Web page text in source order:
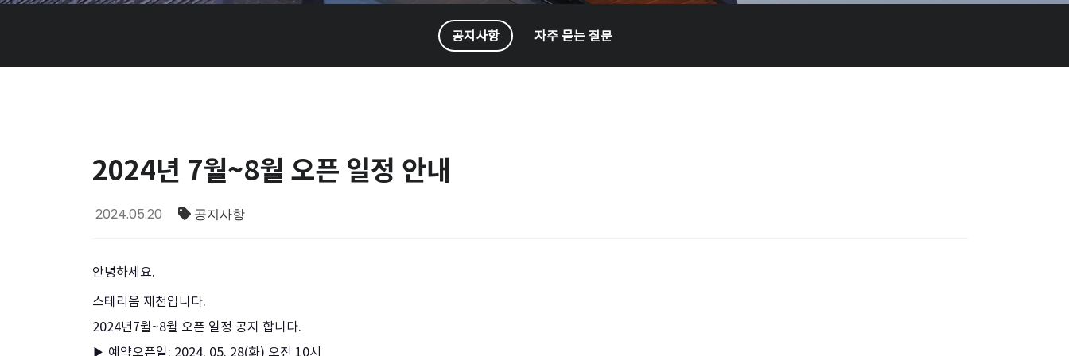
공지사항 자주 묻는 질문
2024년 7월~8월 오픈 일정 안내
2024.05.20 공지사항
안녕하세요.
스테리움 제천입니다.
2024년7월~8월 오픈 일정 공지 합니다.
▶ 예약오픈일: 2024. 05. 28(화) 오전 10시